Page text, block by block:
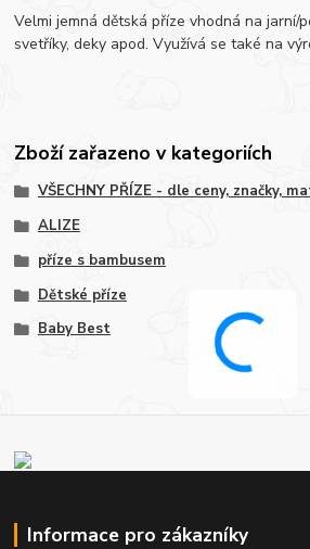
Velmi jemná dětská příze vhodná na jarní/
svetříky, deky apod. Využívá se také na
Zboží zařazeno v kategoriích
VŠECHNY PŘÍZE - dle ceny, značky,
ALIZE
příze s bambusem
Dětské příze
Baby Best
Informace pro zákazníky